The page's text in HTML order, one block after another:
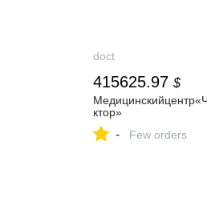
doct
415625.97 $
ктор»
- Few orders